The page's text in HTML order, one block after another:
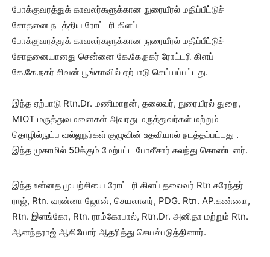
போக்குவரத்துக் காவலர்களுக்கான நுரையீரல் மதிப்பீட்டுச்
சோதனை நடத்திய ரோட்டரி கிளப்
போக்குவரத்துக் காவலர்களுக்கான நுரையீரல் மதிப்பீட்டுச்
சோதனையானது சென்னை கே.கே.நகர் ரோட்டரி கிளப்
கே.கே.நகர் சிவன் பூங்காவில் ஏற்பாடு செய்யப்பட்டது.
இந்த ஏற்பாடு Rtn.Dr. மணிமாறன், தலைவர், நுரையீரல் துறை,
MIOT மருத்துவமனைகள் அவரது மருத்துவர்கள் மற்றும்
தொழில்நுட்ப வல்லுநர்கள் குழுவின் உதவியால் நடத்தப்பட்டது .
இந்த முகாமில் 50க்கும் மேற்பட்ட போலீசார் கலந்து கொண்டனர்.
இந்த உன்னத முயற்சியை ரோட்டரி கிளப் தலைவர் Rtn சுரேந்தர்
ராஜ், Rtn. ஹன்னா ஜோன், செயலாளர், PDG. Rtn. AP.கண்ணா,
Rtn. இளங்கோ, Rtn. ராம்கோபால், Rtn.Dr. அனிதா மற்றும் Rtn.
ஆனந்தராஜ் ஆகியோர் ஆதரித்து செயல்படுத்தினார்.